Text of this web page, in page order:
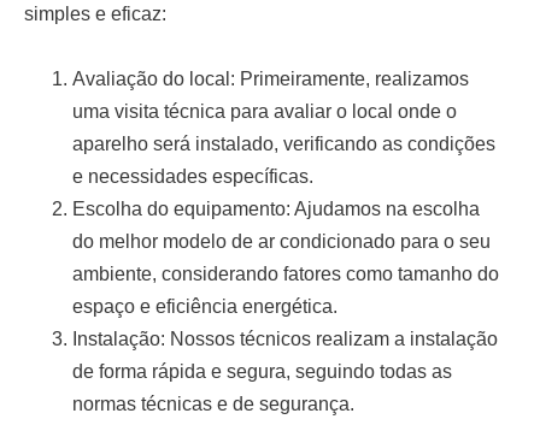
simples e eficaz:
Avaliação do local: Primeiramente, realizamos
uma visita técnica para avaliar o local onde o
aparelho será instalado, verificando as condições
e necessidades específicas.
Escolha do equipamento: Ajudamos na escolha
do melhor modelo de ar condicionado para o seu
ambiente, considerando fatores como tamanho do
espaço e eficiência energética.
Instalação: Nossos técnicos realizam a instalação
de forma rápida e segura, seguindo todas as
normas técnicas e de segurança.